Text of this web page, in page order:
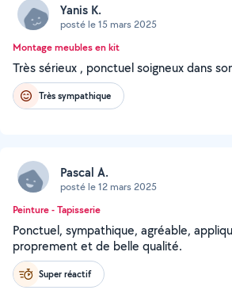
Yanis K.
posté le 15 mars 2025
Montage meubles en kit
Très sérieux , ponctuel soigneux dans
Très sympathique
Pascal A.
posté le 12 mars 2025
Peinture - Tapisserie
Ponctuel, sympathique, agréable,
proprement et de belle qualité.
Super réactif